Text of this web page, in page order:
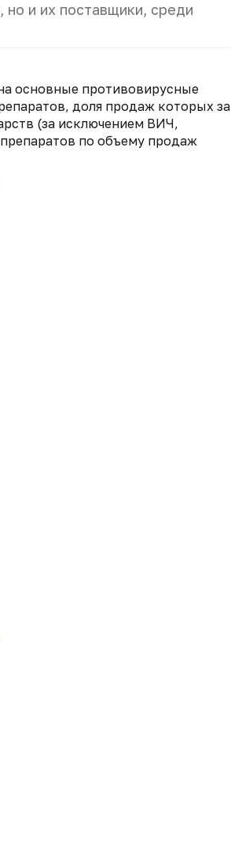
но и их поставщики, среди
основные противовирусные
доля продаж которых за
(за исключением ВИЧ,
по объему продаж